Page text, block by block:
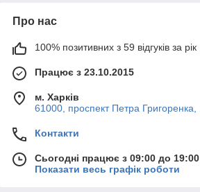
Про нас
100% позитивних з 59 відгуків за рік
Працює з 23.10.2015
м. Харків
61000, проспект Петра Григоренка,
Контакти
Сьогодні працює з 09:00 до 19:00
Показати весь графік роботи